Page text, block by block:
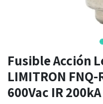
Fusible Acción
LIMITRON FNQ-
600Vac IR 200kA